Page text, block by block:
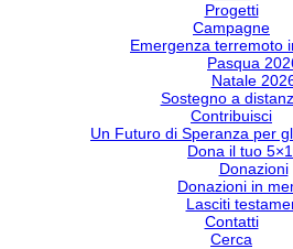
Progetti
Campagne
Emergenza terremoto
Pasqua
Natale
Sostegno a
Contribuisci
Un Futuro di Speranza per
Dona il tuo
Donazioni
Donazioni in
Lasciti
Contatti
Cerca